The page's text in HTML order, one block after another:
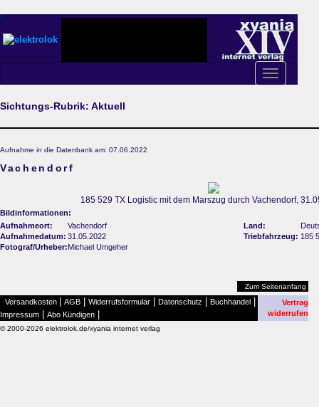
Toggle
navigation
Sichtungs-Rubrik: Aktuell
Aufnahme in die Datenbank am: 07.06.2022
Vachendorf
185 529 TX Logistic mit dem Marszug durch Vachendorf,
Bildinformationen:
Aufnahmeort:
Vachendorf Land:
Aufnahmedatum: 31.05.2022 Triebfahrzeug: 185
Fotograf/Urheber:Michael Umgeher
Zum Seitenanfang
Versandkosten AGB Widerrufsformular Datenschutz Buchhandel
Impressum Abo Kündigen
Vertrag
widerrufen
© 2000-2026 elektrolok.de/xyania internet verlag